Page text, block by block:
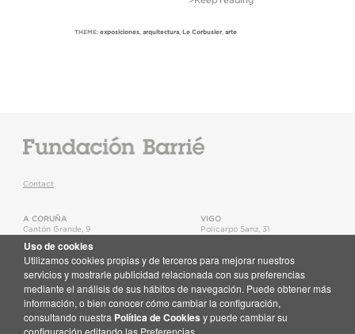
THEME: exposiciones, arquitectura, Le Corbusier, arte
Contact
A CORUÑA
Cantón Grande, 9
T.+34 981 22 15 25
Map
VIGO
Policarpo Sanz, 31
Map
Receive email updates about the Fundación Barrié activities
Subscribe here
Uso de cookies
Utilizamos cookies propias y de terceros para mejorar nuestros
servicios y mostrarle publicidad relacionada con sus preferencias
mediante el análisis de sus hábitos de navegación. Puede obtener más
información, o bien conocer cómo cambiar la configuración,
consultando nuestra Política de Cookies y puede cambiar su
configuración editando las Preferencias.